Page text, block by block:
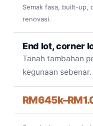
Semak fasa, built-up,
renovasi.
End lot, corner
Tanah tambahan
kegunaan sebenar.